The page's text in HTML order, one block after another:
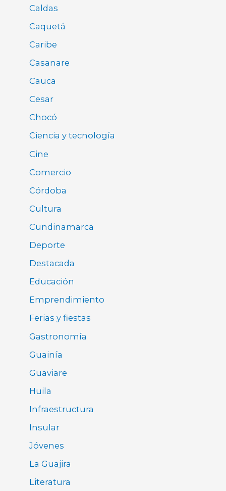
Caldas
Caquetá
Caribe
Casanare
Cauca
Cesar
Chocó
Ciencia y tecnología
Cine
Comercio
Córdoba
Cultura
Cundinamarca
Deporte
Destacada
Educación
Emprendimiento
Ferias y fiestas
Gastronomía
Guainía
Guaviare
Huila
Infraestructura
Insular
Jóvenes
La Guajira
Literatura